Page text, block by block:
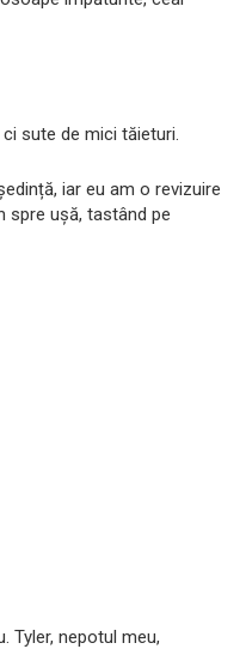
sute de mici tăieturi.
iar eu am o revizuire
spre ușă, tastând pe
Tyler, nepotul meu,